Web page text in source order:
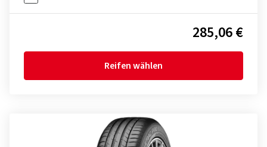
285,06 €
Reifen wählen